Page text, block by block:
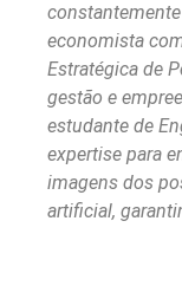
economista
Estratégica de
gestão e
estudante de
expertise para
imagens dos
artificial,